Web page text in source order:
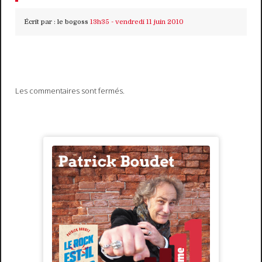
Écrit par : le bogoss 13h35 - vendredi 11 juin 2010
Les commentaires sont fermés.